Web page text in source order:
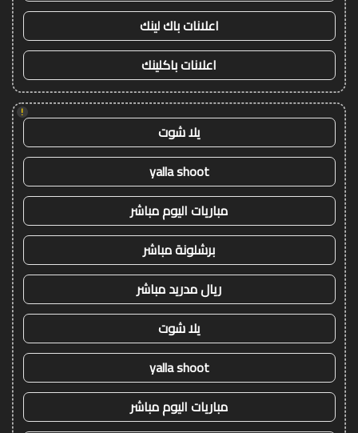
اعلانات باك لينك
اعلانات باكلينك
!
يلا شوت
yalla shoot
مباريات اليوم مباشر
برشلونة مباشر
ريال مدريد مباشر
يلا شوت
yalla shoot
مباريات اليوم مباشر